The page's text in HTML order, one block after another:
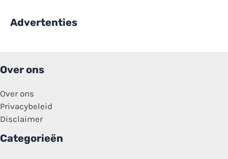
Advertenties
Over ons
Over ons
Privacybeleid
Disclaimer
Categorieën